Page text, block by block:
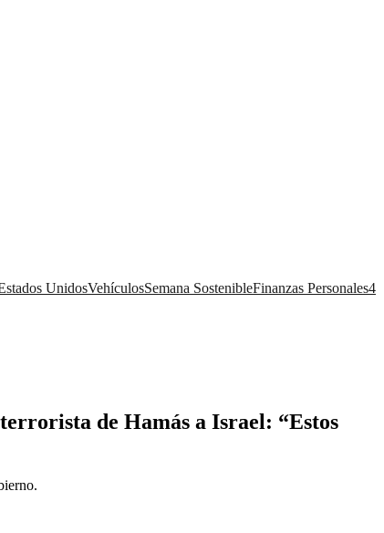
UnidosVehículosSemana SostenibleFinanzas Personales4
de Hamás a Israel: “Estos